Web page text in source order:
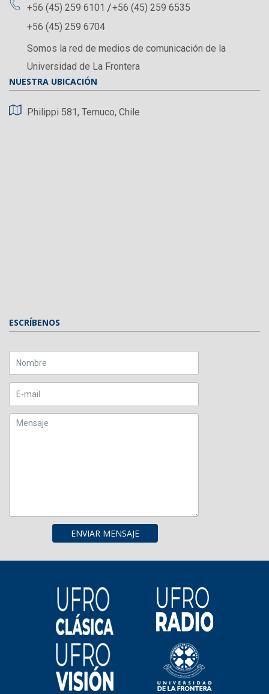
+56 (45) 259 6101
+56 (45) 259 6535
+56 (45) 259 6704
Somos la red de medios de comunicación de la
Universidad de La Frontera
NUESTRA UBICACIÓN
Philippi 581, Temuco, Chile
ESCRÍBENOS